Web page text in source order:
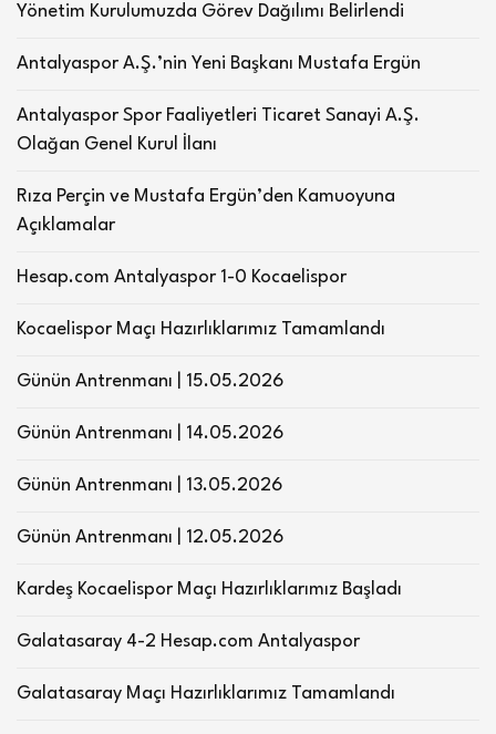
Yönetim Kurulumuzda Görev Dağılımı Belirlendi
Antalyaspor A.Ş.’nin Yeni Başkanı Mustafa Ergün
Antalyaspor Spor Faaliyetleri Ticaret Sanayi A.Ş.
Olağan Genel Kurul İlanı
Rıza Perçin ve Mustafa Ergün’den Kamuoyuna
Açıklamalar
Hesap.com Antalyaspor 1-0 Kocaelispor
Kocaelispor Maçı Hazırlıklarımız Tamamlandı
Günün Antrenmanı | 15.05.2026
Günün Antrenmanı | 14.05.2026
Günün Antrenmanı | 13.05.2026
Günün Antrenmanı | 12.05.2026
Kardeş Kocaelispor Maçı Hazırlıklarımız Başladı
Galatasaray 4-2 Hesap.com Antalyaspor
Galatasaray Maçı Hazırlıklarımız Tamamlandı